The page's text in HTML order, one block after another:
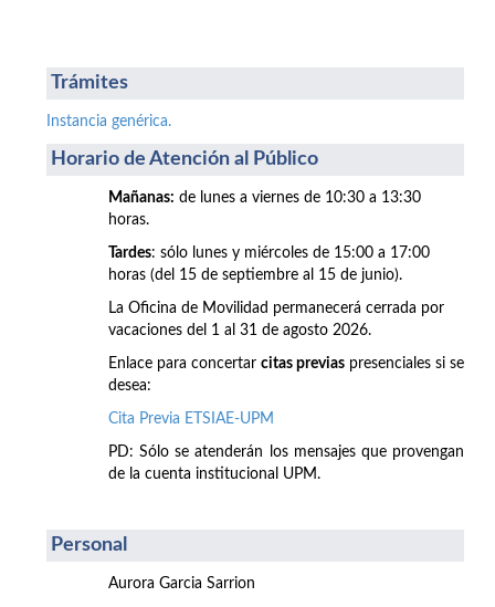
Trámites
Instancia genérica.
Horario de Atención al Público
Mañanas: de lunes a viernes de 10:30 a 13:30
horas.
Tardes: sólo lunes y miércoles de 15:00 a 17:00
horas (del 15 de septiembre al 15 de junio).
La Oficina de Movilidad permanecerá cerrada por
vacaciones del 1 al 31 de agosto 2026.
Enlace para concertar citas previas presenciales si se
desea:
Cita Previa ETSIAE-UPM
PD: Sólo se atenderán los mensajes que provengan
de la cuenta institucional UPM.
Personal
Aurora Garcia Sarrion